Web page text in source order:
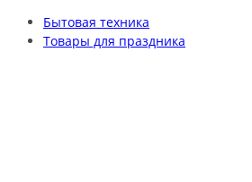
Бытовая техника
Товары для праздника